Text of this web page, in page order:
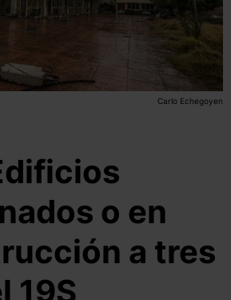
Carlo Echegoyen
o en
a tres
19S